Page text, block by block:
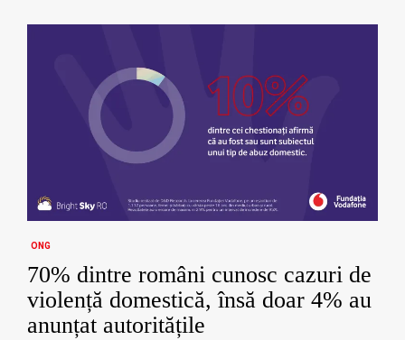
ONG
70% dintre români cunosc cazuri de
violență domestică, însă doar 4% au
anunțat autoritățile